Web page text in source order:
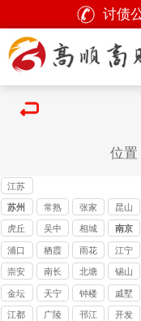
讨债
位置
江苏
讨债
公司
苏州
常熟
讨债
公司
张家
港讨
债公
司
昆山
讨债
公司
虎丘
收账
公司
吴中
追债
公司
相城
要债
公司
南京
浦口
讨债
公司
栖霞
讨债
公司
雨花
台讨
债公
司
江宁
崇安
讨债
公司
南长
讨债
公司
北塘
讨债
公司
锡山
讨债
公司
金坛
天宁
讨债
钟楼
讨债
戚墅
堰讨
江都
广陵
邗江
开发